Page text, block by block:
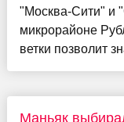
"Москва-Сити" и
микрорайоне
ветки позволит
Маньяк